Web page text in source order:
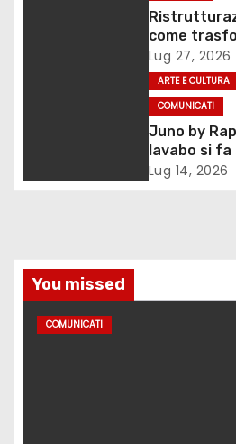
come
lavoro
Lug 27, 2026
ARTE E CULTURA
COMUNICATI
Juno by
lavabo si
Lug 14, 2026
You missed
COMUNICATI